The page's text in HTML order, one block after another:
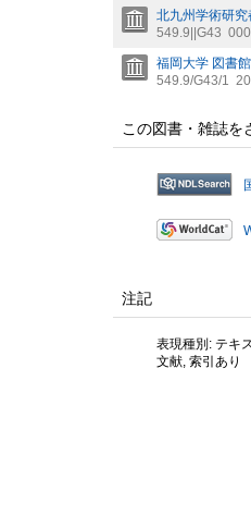
北九州学術研
549.9||G43
福岡大学 図書館
549.9/G43/1
この図書・雑誌を
注記
表現種別: テキ
文献, 索引あり